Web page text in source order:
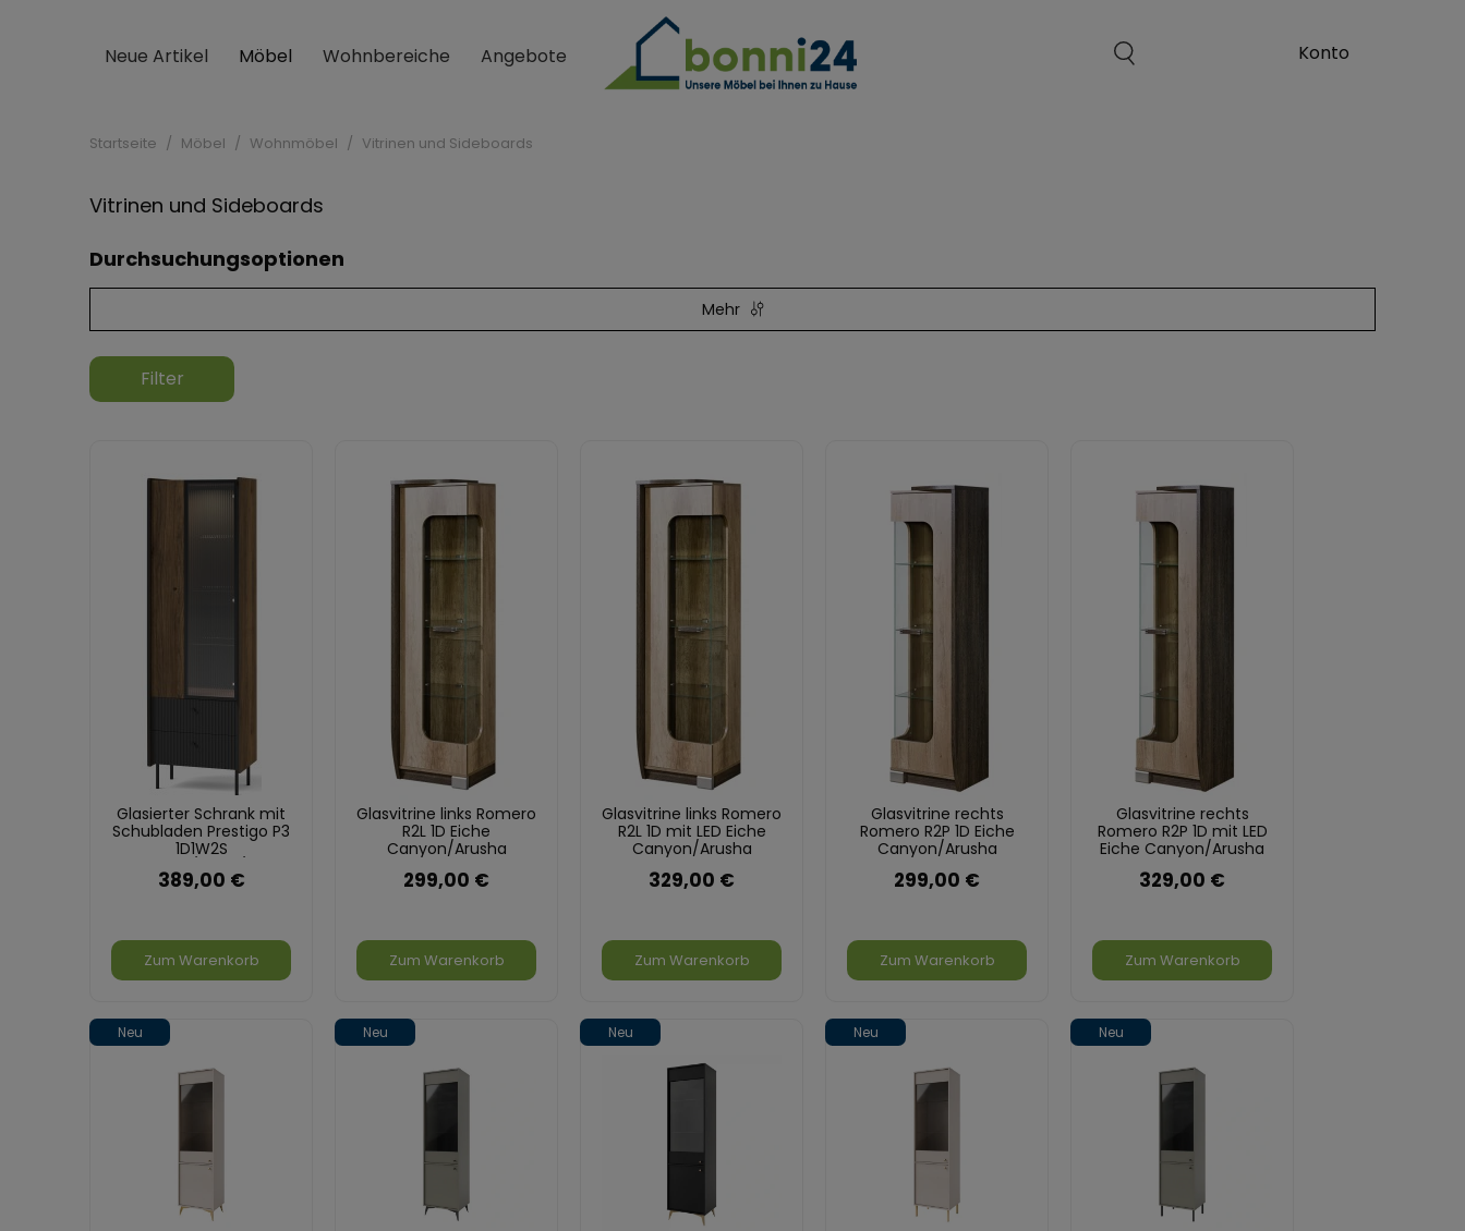
Neue Artikel Möbel Wohnbereiche Angebote
Startseite Möbel Wohnmöbel Vitrinen und Sideboards
Vitrinen und Sideboards
Durchsuchungsoptionen
Mehr
Filter
Glasierter Schrank mit
Schubladen Prestigo P3
1D1W2S
Schwarz/Eiche/San
Sebastian
389,00 €
Zum Warenkorb
Glasvitrine links Romero
R2L 1D Eiche
Canyon/Arusha
299,00 €
Zum Warenkorb
Glasvitrine links Romero
R2L 1D mit LED Eiche
Canyon/Arusha
329,00 €
Zum Warenkorb
Glasvitrine rechts
Romero R2P 1D Eiche
Canyon/Arusha
299,00 €
Zum Warenkorb
Glasvitrine rechts
Romero R2P 1D mit LED
Eiche Canyon/Arusha
329,00 €
Zum Warenkorb
Neu Neu Neu Neu Neu